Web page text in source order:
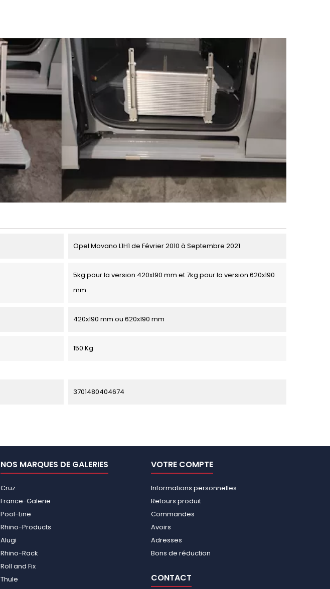
Opel Movano L1H1 de Février 2010 à Septembre 2021
5kg pour la version 420x190 mm et 7kg pour la version 620x190
mm
420x190 mm ou 620x190 mm
150 Kg
3701480404674
NOS MARQUES DE GALERIES
Cruz
France-Galerie
Pool-Line
Rhino-Products
Alugi
Rhino-Rack
Roll and Fix
Thule
VOTRE COMPTE
Informations personnelles
Retours produit
Commandes
Avoirs
Adresses
Bons de réduction
CONTACT